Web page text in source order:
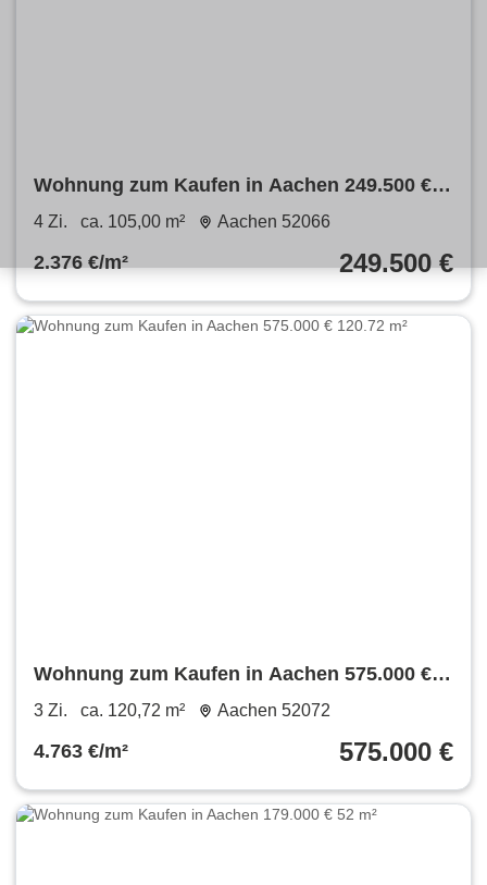
Wohnung zum Kaufen in Aachen 249.500 €
105 m²
4 Zi. ca. 105,00 m² Aachen 52066
2.376 €/m² 249.500 €
Wohnung zum Kaufen in Aachen 575.000 €
120.72 m²
3 Zi. ca. 120,72 m² Aachen 52072
4.763 €/m² 575.000 €